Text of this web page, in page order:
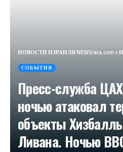
НОВОСТИ ИЗРАИЛЯ NEWSisra.com >
СОБЫТИЯ
Пресс-служба
ночью атаковал
объекты
Ливана. Ночью